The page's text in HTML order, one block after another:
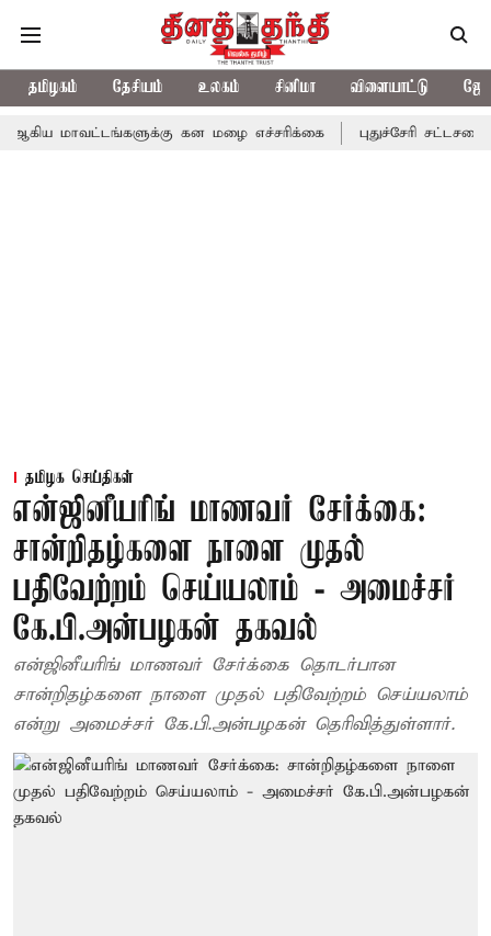
தமிழகம் தேசியம் உலகம் சினிமா விளையாட்டு
கன மழை எச்சரிக்கை புதுச்சேரி சட்டசபையில்
தமிழக செய்திகள்
என்ஜினீயரிங் மாணவர் சேர்க்கை:
சான்றிதழ்களை நாளை முதல்
பதிவேற்றம் செய்யலாம் - அமைச்சர்
கே.பி.அன்பழகன் தகவல்
என்ஜினீயரிங் மாணவர் சேர்க்கை தொடர்பான
சான்றிதழ்களை நாளை முதல் பதிவேற்றம் செய்யலாம்
என்று அமைச்சர் கே.பி.அன்பழகன் தெரிவித்துள்ளார்.